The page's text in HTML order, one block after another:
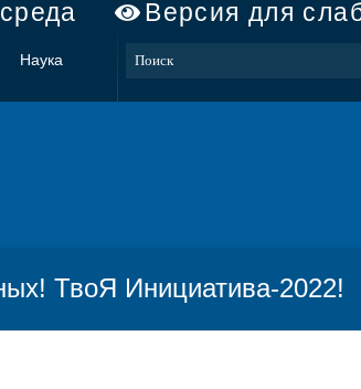
Версия для
Наука
ТвоЯ Инициатива-2022!